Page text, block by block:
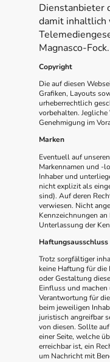
Dienstanbieter
damit inhaltlich
Magnasco-Fock.
Copyright
Die auf diesen
Grafiken, Layouts
urheberrechtlich
vorbehalten.
Genehmigung im
Marken
Eventuell auf
Markennamen und -
Inhaber und
nicht explizit als
sind). Auf deren
verwiesen. Nicht
Kennzeichnungen
Unterlassung der
Haftungsausschluss
Trotz sorgfältiger
keine Haftung für
oder Gestaltung
Einfluss und
Verantwortung für
beim jeweiligen
juristisch angreifbar
von diesen. Sollte
einer Seite, welche
erreichbar ist, ein
um Nachricht mit